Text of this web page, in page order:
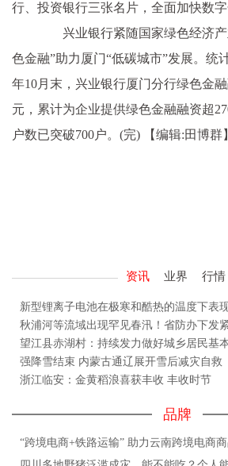
行、投资银行三张名片，全面加快数字
兴业银行紧随国家绿色经济产
色金融”助力厦门“低碳城市”发展。统
年10月末，兴业银行厦门分行绿色金
元，累计为企业提供绿色金融融资超
户数已突破700户。(完)
【编辑:田博群】
资讯 业界 行情
新型锂离子电池在极寒和酷热的温度下表
秋浦河等流域出现罕见春汛！省防办下发
望江县赤湖村：持续发力做好城乡居民基
强降雪结束 内蒙古通辽展开雪后减灾自救
浙江临安：金黄稻浪喜获丰收 丰收时节
品牌
“跨境电商+铁路运输” 助力云南跨境电商